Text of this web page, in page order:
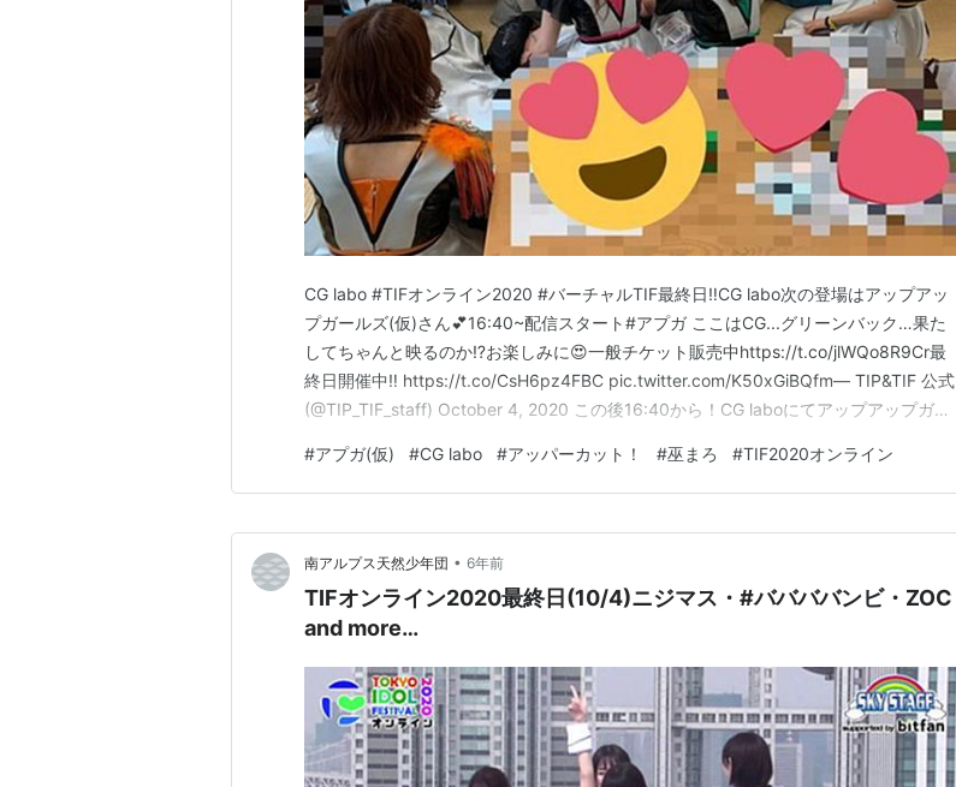
CG labo #TIFオンライン2020 #バーチャルTIF最終日‼️CG labo次の登場はアップアッ
プガールズ(仮)さん💕16:40~配信スタート#アプガ ここはCG...グリーンバック…果た
してちゃんと映るのか⁉️お楽しみに😍一般チケット販売中https://t.co/jlWQo8R9Cr最
終日開催中‼️ https://t.co/CsH6pz4FBC pic.twitter.com/K50xGiBQfm— TIP&TIF 公式
(@TIP_TIF_staff) October 4, 2020 この後16:40から！CG laboにてアップアップガー
#アプガ(仮) #CG labo #アッパーカット！ #巫まろ #TIF2020オンライン
南アルプス天然少年団 • 6年前
TIFオンライン2020最終日(10/4)ニジマス・#ババババンビ・ZOC
and more…